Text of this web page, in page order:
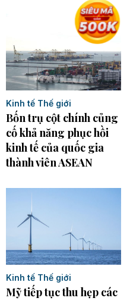
Kinh tế Thế giới
Bốn trụ cột chính củng
cố khả năng phục hồi
kinh tế của quốc gia
thành viên ASEAN
Kinh tế Thế giới
Mỹ tiếp tục thu hẹp các